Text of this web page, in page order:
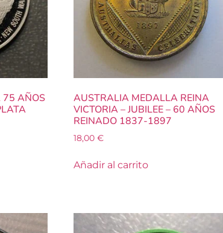
75 AÑOS
AUSTRALIA MEDALLA REINA
VICTORIA – JUBILEE – 60 AÑOS
REINADO 1837-1897
18,00€
Añadir al carrito